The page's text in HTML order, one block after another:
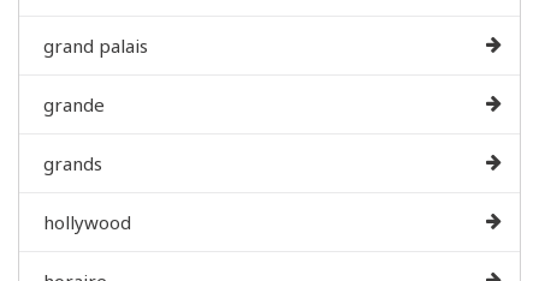
grand palais
grande
grands
hollywood